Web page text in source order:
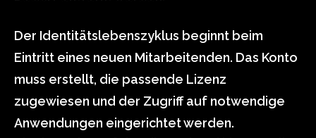
Der Identitätslebenszyklus beginnt beim
Eintritt eines neuen Mitarbeitenden. Das Konto
muss erstellt, die passende Lizenz
zugewiesen und der Zugriff auf notwendige
Anwendungen eingerichtet werden.